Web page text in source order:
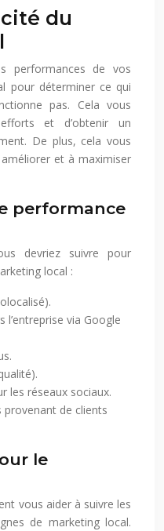
du
performances de vos
pour déterminer ce qui
pas. Cela vous
et d’obtenir un
De plus, cela vous
et à maximiser
performance
devriez suivre pour
local :
l’entreprise via Google
les réseaux sociaux.
provenant de clients
le
vous aider à suivre les
de marketing local.